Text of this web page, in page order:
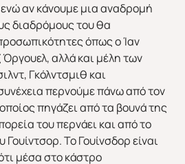
ενώ αν κάνουμε μια αναδρομή
διαδρόμους του θα
όπως ο Ίαν
Όργουελ, αλλά και μέλη των
Γκόλντσμιθ και
περνούμε πάνω από τον
πηγάζει από τα βουνά της
του περνάει και από το
Γουίντσορ. Το Γουίνσδορ είναι
μέσα στο κάστρο